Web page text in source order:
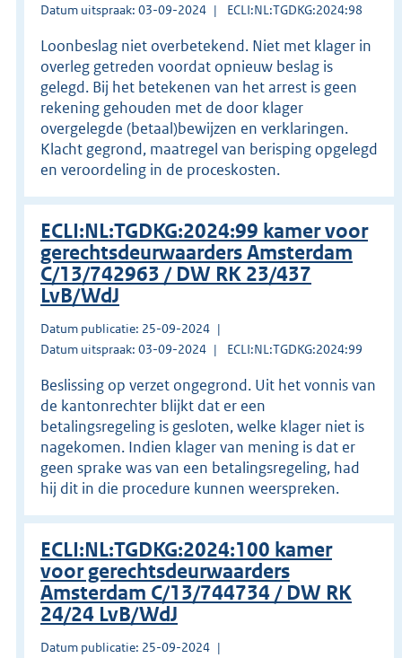
Datum uitspraak: 03-09-2024
ECLI:NL:TGDKG:2024:98
Loonbeslag niet overbetekend. Niet met klager in
overleg getreden voordat opnieuw beslag is
gelegd. Bij het betekenen van het arrest is geen
rekening gehouden met de door klager
overgelegde (betaal)bewijzen en verklaringen.
Klacht gegrond, maatregel van berisping opgelegd
en veroordeling in de proceskosten.
ECLI:NL:TGDKG:2024:99 kamer voor
gerechtsdeurwaarders Amsterdam
C/13/742963 / DW RK 23/437
LvB/WdJ
Datum publicatie: 25-09-2024
Datum uitspraak: 03-09-2024
ECLI:NL:TGDKG:2024:99
Beslissing op verzet ongegrond. Uit het vonnis van
de kantonrechter blijkt dat er een
betalingsregeling is gesloten, welke klager niet is
nagekomen. Indien klager van mening is dat er
geen sprake was van een betalingsregeling, had
hij dit in die procedure kunnen weerspreken.
ECLI:NL:TGDKG:2024:100 kamer
voor gerechtsdeurwaarders
Amsterdam C/13/744734 / DW RK
24/24 LvB/WdJ
Datum publicatie: 25-09-2024